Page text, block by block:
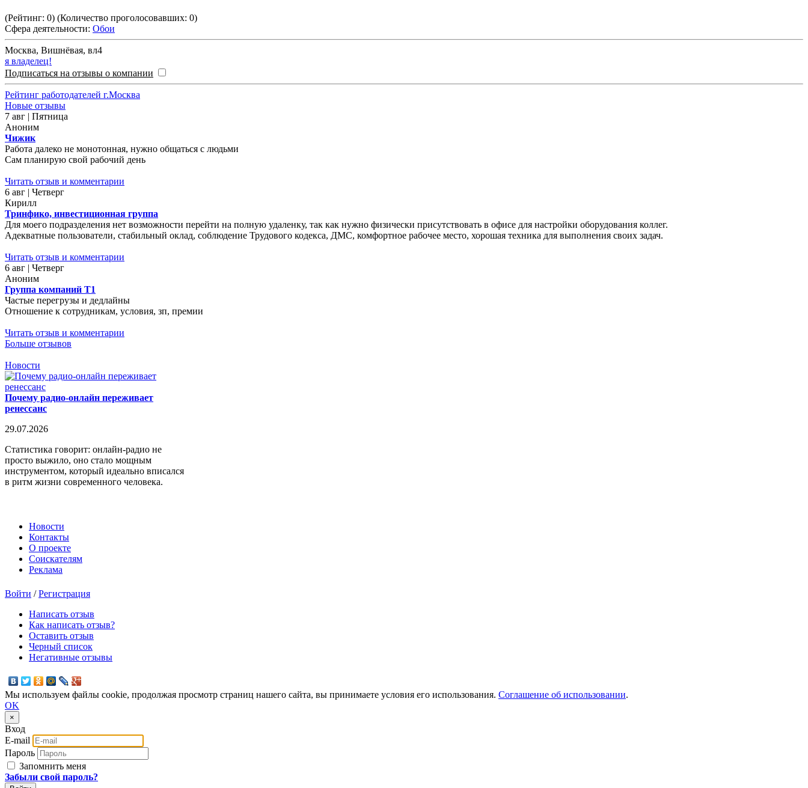
(Рейтинг: 0) (Количество проголосовавших: 0)
Сфера деятельности: Обои
Москва, Вишнёвая, вл4
я владелец!
Подписаться на отзывы о компании
Рейтинг работодателей г.Москва
Новые отзывы
7 авг | Пятница
Аноним
Чижик
Работа далеко не монотонная, нужно общаться с людьми
Сам планирую свой рабочий день
Читать отзыв и комментарии
6 авг | Четверг
Кирилл
Тринфико, инвестиционная группа
Для моего подразделения нет возможности перейти на полную удаленку, так как нужно физически присутствовать в офисе для настройки оборудования коллег.
Адекватные пользователи, стабильный оклад, соблюдение Трудового кодекса, ДМС, комфортное рабочее место, хорошая техника для выполнения своих задач.
Читать отзыв и комментарии
6 авг | Четверг
Аноним
Группа компаний Т1
Частые перегрузы и дедлайны
Отношение к сотрудникам, условия, зп, премии
Читать отзыв и комментарии
Больше отзывов
Новости
Почему радио-онлайн переживает
ренессанс
29.07.2026
Статистика говорит: онлайн-радио не
просто выжило, оно стало мощным
инструментом, который идеально вписался
в ритм жизни современного человека.
Новости
Контакты
О проекте
Соискателям
Реклама
Войти /Регистрация
Написать отзыв
Как написать отзыв?
Оставить отзыв
Черный список
Негативные отзывы
Мы используем файлы cookie, продолжая просмотр страниц нашего сайта, вы принимаете условия его использования. Соглашение об использовании.
OK
×
Вход
E-mail
Пароль
Запомнить меня
Забыли свой пароль?